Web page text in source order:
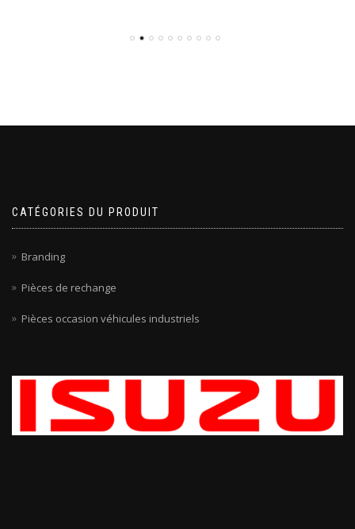
CATÉGORIES DU PRODUIT
Branding
Pièces de rechange
Pièces occasion véhicules industriels